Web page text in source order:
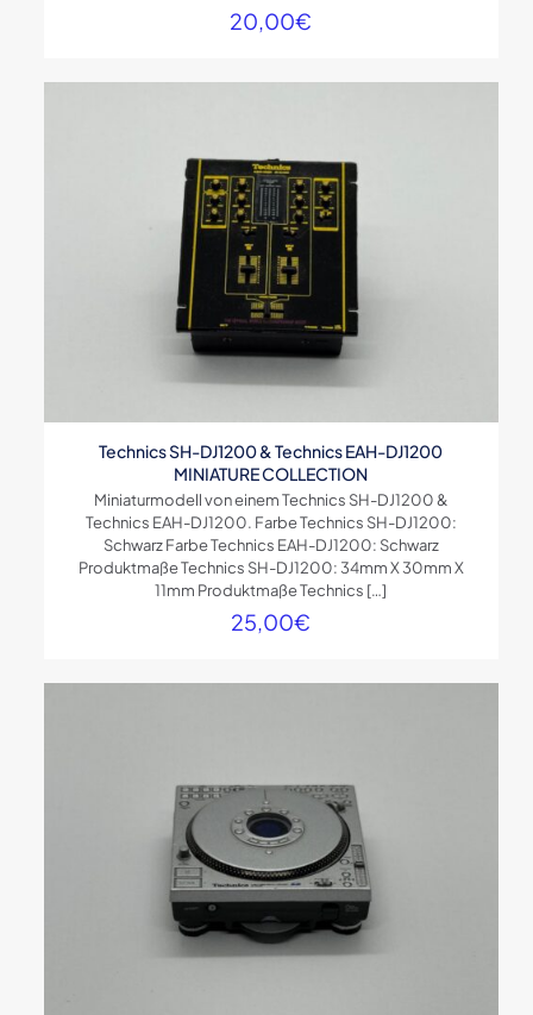
20,00€
Technics SH-DJ1200 & Technics EAH-DJ1200
MINIATURE COLLECTION
Miniaturmodell von einem Technics SH-DJ1200 &
Technics EAH-DJ1200. Farbe Technics SH-DJ1200:
Schwarz Farbe Technics EAH-DJ1200: Schwarz
Produktmaße Technics SH-DJ1200: 34mm X 30mm X
11mm Produktmaße Technics […]
25,00€